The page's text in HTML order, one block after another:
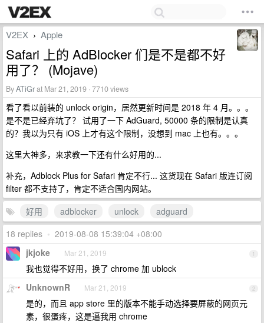
V2EX › Apple
Safari 上的 AdBlocker 们是不是都不好
用了？ (Mojave)
ByATiGrat Mar 21, 2019 · 7710 views
看了看以前装的 unlock origin，居然更新时间是 2018 年 4 月。。。
是不是已经弃坑了？ 试用了一下 AdGuard, 50000 条的限制是认真
的？我以为只有 iOS 上才有这个限制，没想到 mac 上也有。。。
这里大神多，来求教一下还有什么好用的...
补充，Adblock Plus for Safari 肯定不行... 这货现在 Safari 版连订阅
filter 都不支持了，肯定不适合国内网站。
好用
adblocker unlock
adguard
18 replies • 2019-08-08 15:39:04 +08:00
1
jkjoke Mar 21, 2019
我也觉得不好用，换了 chrome 加 ublock
2
UnknownR Mar 21, 2019
是的，而且 app store 里的版本不能手动选择要屏蔽的网页元
素，很蛋疼，这是逼我用 chrome